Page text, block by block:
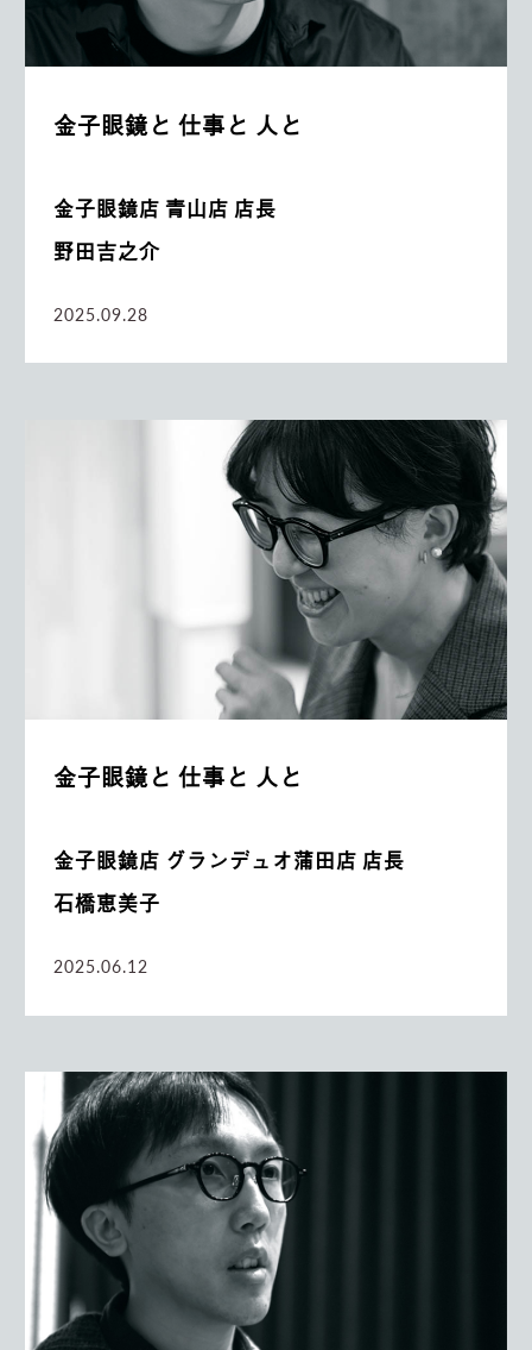
金子眼鏡と 仕事と 人と
金子眼鏡店 青山店 店長
野田吉之介
2025.09.28
金子眼鏡と 仕事と 人と
金子眼鏡店 グランデュオ蒲田店 店長
石橋恵美子
2025.06.12